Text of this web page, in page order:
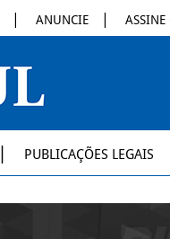
ANUNCIE ASSINE
PUBLICAÇÕES LEGAIS